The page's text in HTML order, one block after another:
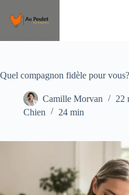
contenu
Quel compagnon fidèle pour
Camille Morvan
22
Chien
24 min